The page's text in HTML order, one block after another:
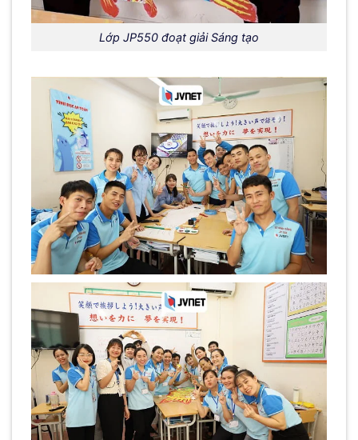
Lớp JP550 đoạt giải Sáng tạo